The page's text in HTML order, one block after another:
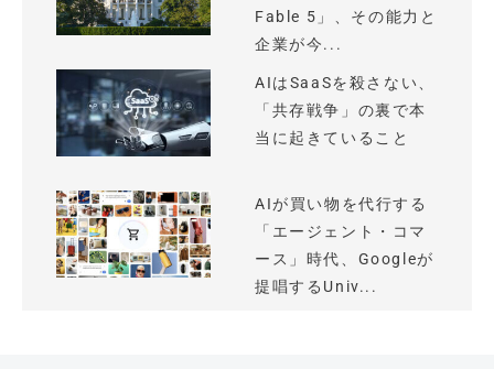
Fable 5」、その能力と
企業が今...
AIはSaaSを殺さない、
「共存戦争」の裏で本
当に起きていること
AIが買い物を代行する
「エージェント・コマ
ース」時代、Googleが
提唱するUniv...